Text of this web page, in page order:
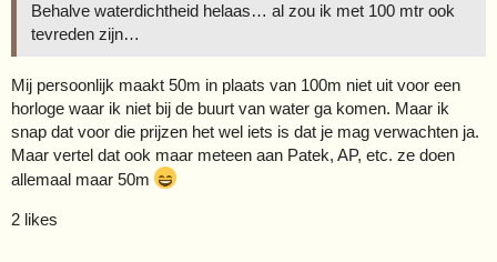
Behalve waterdichtheid helaas… al zou ik met 100 mtr ook
tevreden zijn…
Mij persoonlijk maakt 50m in plaats van 100m niet uit voor een
horloge waar ik niet bij de buurt van water ga komen. Maar ik
snap dat voor die prijzen het wel iets is dat je mag verwachten ja.
Maar vertel dat ook maar meteen aan Patek, AP, etc. ze doen
allemaal maar 50m
2 likes